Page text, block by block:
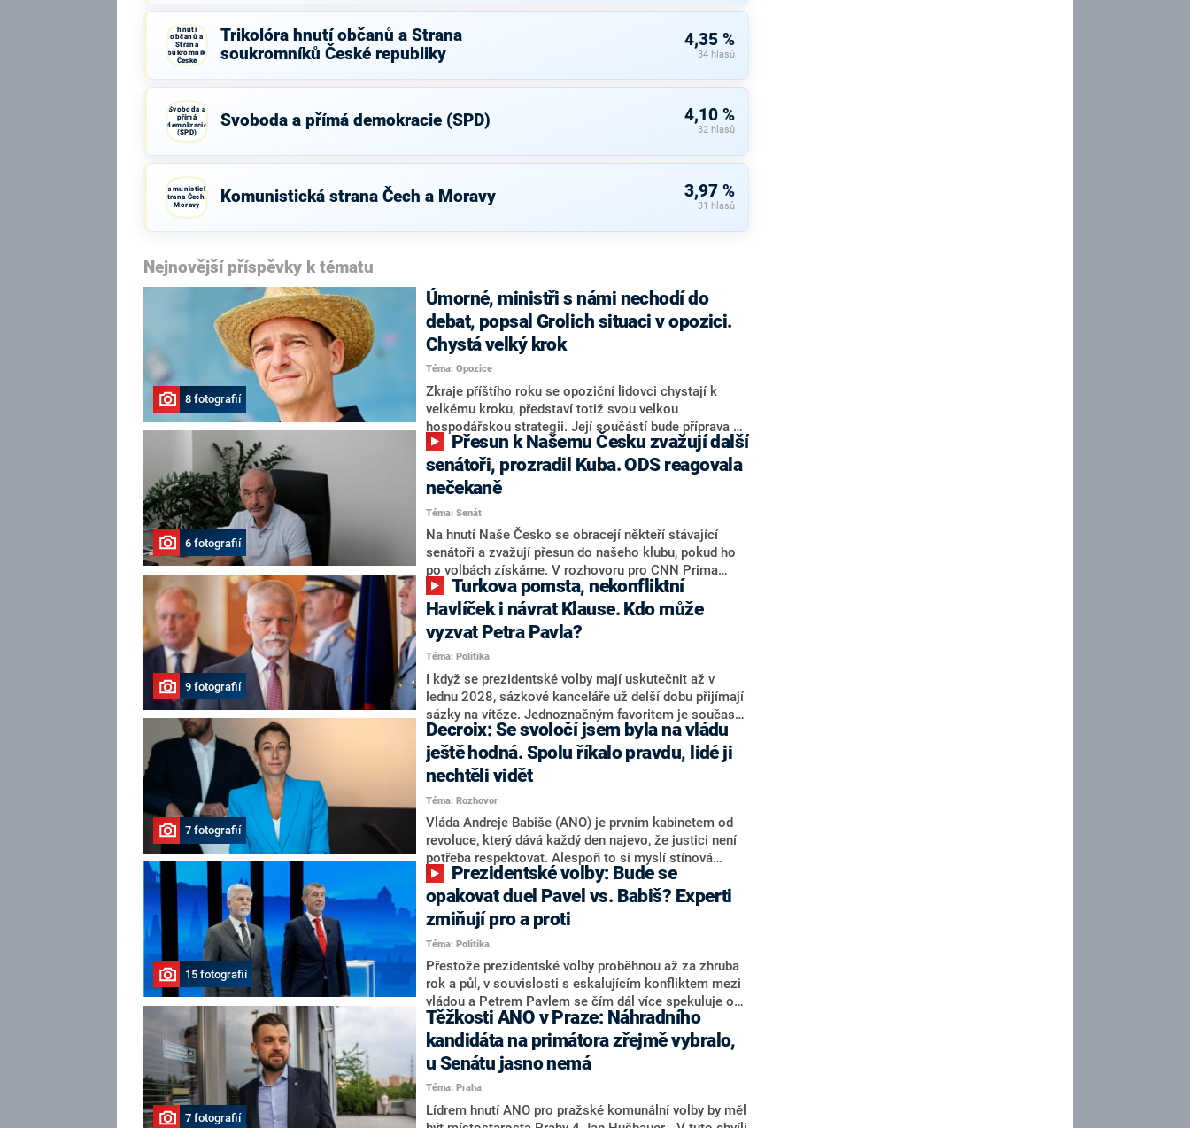
hnutí
občanů a
Strana
soukromníků
České
republiky
Trikolóra hnutí občanů a Strana
soukromníků České republiky
4,35 %
34 hlasů
Svoboda a
přímá
demokracie
(SPD)
Svoboda a přímá demokracie (SPD) 4,10 %
32 hlasů
Komunistická
strana Čech a
Moravy
Komunistická strana Čech a Moravy 3,97 %
31 hlasů
Nejnovější příspěvky k tématu
8 fotografií
Úmorné, ministři s námi nechodí do
debat, popsal Grolich situaci v opozici.
Chystá velký krok
Téma: Opozice
Zkraje příštího roku se opoziční lidovci chystají k
velkému kroku, představí totiž svou velkou
hospodářskou strategii. Její součástí bude příprava na
stárnutí populace, řekl ve středu na setkání s novináři
nový předseda lidovců Jan Grolich. Ten zároveň v
senátních volbách kandiduje ve Vyškově. Popsal i
aktivitu opozice, o níž vládní strany nebo političtí
komentátoři mluví jako o slabé a v defenzivě. „Je to
úmorná práce upozorňovat na chyby vlády. Ministři s
námi navíc nechodí do debat. Chceme ale ukazovat
svoje témata,“ odpověděl Grolich na dotaz CNN Prima
NEWS.
6 fotografií
senátoři, prozradil Kuba. ODS reagovala
nečekaně
Téma: Senát
Na hnutí Naše Česko se obracejí někteří stávající
senátoři a zvažují přesun do našeho klubu, pokud ho
po volbách získáme. V rozhovoru pro CNN Prima
NEWS to řekl zakladatel hnutí a jihočeský hejtman
Martin Kuba. Konkrétní nebyl, ale získat by takto mohl
například senátora Zdeňka Hrabu, který je dnes
součástí klubu ODS a TOP 09. Hraba to na dotaz
redakce nevyloučil. Předseda klubu senátorů ODS
Zdeněk Nytra redakci řekl, že počítá s odchodem
některých senátorů z klubu a že Naše Česko není
nepřítel, ale soupeř.
9 fotografií
Havlíček i návrat Klause. Kdo může
vyzvat Petra Pavla?
Téma: Politika
I když se prezidentské volby mají uskutečnit až v
lednu 2028, sázkové kanceláře už delší dobu přijímají
sázky na vítěze. Jednoznačným favoritem je současná
hlava státu Petr Pavel. Daleko za ním pak bookmakeři
zmiňují dva výrazné politiky ANO, tedy premiéra
Andreje Babiše a ministra průmyslu Karla Havlíčka.
Oblíbeným tipem samotných sázkařů je poslanec za
Motoristy Filip Turek. Politolog Jan Kubáček nicméně
o případné kandidatuře kohokoliv ze zmíněné trojice
značně pochybuje. Podle něj současná koalice dosud
nemá osobu, která by Pavlovi mohla konkurovat.
7 fotografií
Decroix: Se svoločí jsem byla na vládu
ještě hodná. Spolu říkalo pravdu, lidé ji
nechtěli vidět
Téma: Rozhovor
Vláda Andreje Babiše (ANO) je prvním kabinetem od
revoluce, který dává každý den najevo, že justici není
potřeba respektovat. Alespoň to si myslí stínová
ministryně spravedlnosti ODS Eva Decroix. V
rozhovoru pro CNN Prima NEWS si nebrala servítky
ohledně politického výkonu svého nástupce Jeronýma
Tejce (za ANO) či vládní zmocněnkyně pro lidská
práva Taťány Malé (ANO). Označením „svoloč“ na
adresu vlády prý byla ještě hodná. Decroix se také
vrátila k volební porážce koalice Spolu či promluvila o
hnutí Naše Česko Martina Kuby.
15 fotografií
opakovat duel Pavel vs. Babiš? Experti
zmiňují pro a proti
Téma: Politika
Přestože prezidentské volby proběhnou až za zhruba
rok a půl, v souvislosti s eskalujícím konfliktem mezi
vládou a Petrem Pavlem se čím dál více spekuluje o
tom, koho by do bitvy o Hrad mohla vyslat současná
koalice. Někteří političtí komentátoři znovu vytahují
jméno premiéra Andreje Babiše (ANO). Jak moc je
pravděpodobné, že se v prezidentských volbách 2028
bude znovu opakovat souboj z roku 2023?
7 fotografií
Těžkosti ANO v Praze: Náhradního
kandidáta na primátora zřejmě vybralo,
u Senátu jasno nemá
Téma: Praha
Lídrem hnutí ANO pro pražské komunální volby by měl